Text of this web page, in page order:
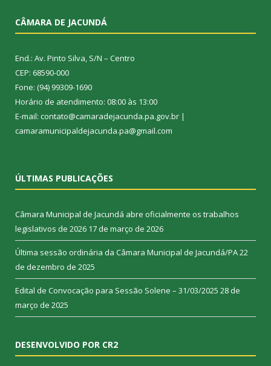
CÂMARA DE JACUNDÁ
End.: Av. Pinto Silva, S/N – Centro
CEP: 68590-000
Fone: (94) 99309-1690
Horário de atendimento: 08:00 às 13:00
E-mail: contato@camaradejacunda.pa.gov.br |
camaramunicipaldejacunda.pa@gmail.com
ÚLTIMAS PUBLICAÇÕES
Câmara Municipal de Jacundá abre oficialmente os trabalhos
legislativos de 2026 17 de março de 2026
Última sessão ordinária da Câmara Municipal de Jacundá/PA22
de dezembro de 2025
Edital de Convocação para Sessão Solene – 31/03/2025 28 de
março de 2025
DESENVOLVIDO POR CR2